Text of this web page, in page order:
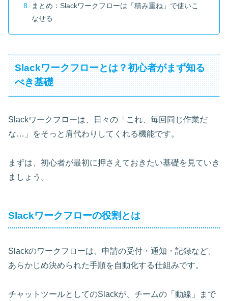
まとめ：Slackワークフローは「積み重ね」で使いこ
なせる
Slackワークフローとは？初心者がまず知る
べき基礎
Slackワークフローは、日々の「これ、毎回同じ作業だ
な…」をそっと肩代わりしてくれる機能です。
まずは、初心者が最初に押さえておきたい基礎を見ていき
ましょう。
Slackワークフローの役割とは
Slackのワークフローは、申請の受付・通知・記録など、
あらかじめ決められた手順を自動化する仕組みです。
チャットツールとしてのSlackが、チームの「動線」まで